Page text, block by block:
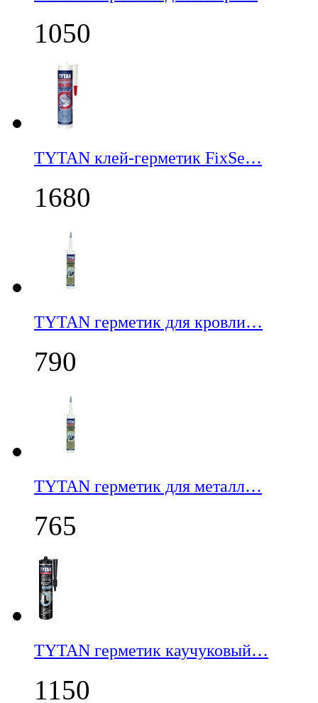
1050
TYTAN клей-герметик FixSe…
1680
TYTAN герметик для кровли…
790
TYTAN герметик для металл…
765
TYTAN герметик каучуковый…
1150